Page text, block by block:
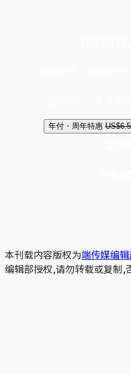
年付・周年特惠 US$6.5
本刊载内容版权为端传媒编
编辑部授权,请勿转载或复制,